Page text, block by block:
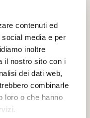
contenuti ed
media e per
inoltre
il nostro sito con i
dei dati web,
combinarle
loro o che hanno
l’unico
nuova
Porta,
del